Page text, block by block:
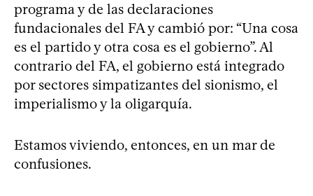
programa y de las declaraciones
fundacionales del FA y cambió por: “Una cosa
es el partido y otra cosa es el gobierno”. Al
contrario del FA, el gobierno está integrado
por sectores simpatizantes del sionismo, el
imperialismo y la oligarquía.
Estamos viviendo, entonces, en un mar de
confusiones.